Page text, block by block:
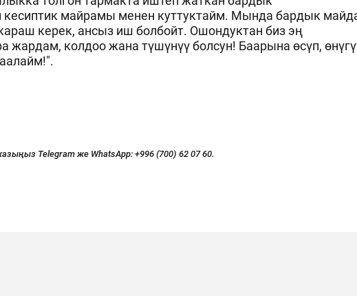
кесиптик майрамы менен куттуктайм. Мында бардык
керек, ансыз иш болбойт. Ошондуктан биз эң
жардам, колдоо жана түшүнүү болсун! Баарына өсүп,
Telegram же WhatsApp:+996 (700) 62 07 60.